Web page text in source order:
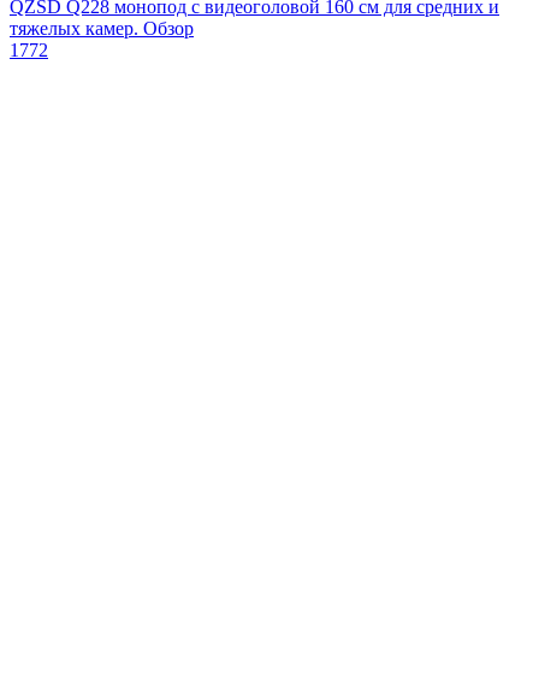
QZSD Q228 монопод с видеоголовой 160 см для средних и
тяжелых камер. Обзор
1772